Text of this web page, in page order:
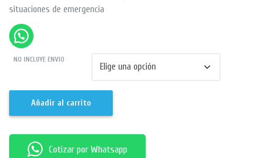
situaciones de emergencia
NO INCLUYE ENVIO
Añadir al carrito
Cotizar por Whatsapp